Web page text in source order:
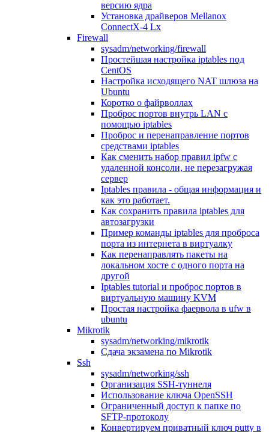
версию ядра
Установка драйверов Mellanox
ConnectX-4 Lx
Firewall
sysadm/networking/firewall
Простейшая настройка iptables под
CentOS
Настройка исходящего NAT шлюза на
Ubuntu
Коротко о файрволлах
Проброс портов внутрь LAN с
помощью iptables
Проброс и перенаправление портов
средствами iptables
Как сменить набор правил ipfw с
удаленной консоли, не перезагружая
сервер
Iptables правила - общая информация и
как это работает.
Как сохранить правила iptables для
автозагрузки
Пример команды iptables для проброса
порта из интернета в виртуалку
Как перенаправлять пакеты на
локальном хосте с одного порта на
другой
Iptables tutorial и проброс портов в
виртуальную машину KVM
Простая настройка фаервола в ufw в
ubuntu
Mikrotik
sysadm/networking/mikrotik
Сдача экзамена по Mikrotik
Ssh
sysadm/networking/ssh
Организация SSH-туннеля
Использование ключа OpenSSH
Ограниченный доступ к папке по
SFTP-протоколу
Конвертируем приватный ключ putty в